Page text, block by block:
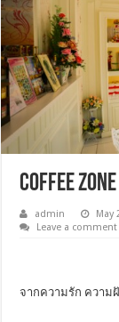
Coffee
admin May
Leave a comment
จากความรัก ความฝั